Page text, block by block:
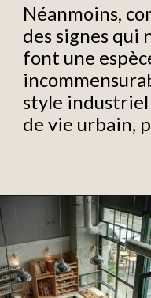
Néanmoins,
des signes qui
font une
style
de vie urbain,